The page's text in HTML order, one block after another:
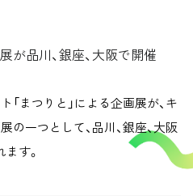
が品川、銀座、大阪で開催
まつりと」による企画展が、キ
一つとして、品川、銀座、大阪
す。